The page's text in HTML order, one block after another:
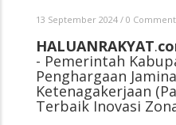
13 September 2024 / 0
HALUANRAKYAT.
- Pemerintah
Penghargaan
Ketenagakerjaan
Terbaik Inovasi